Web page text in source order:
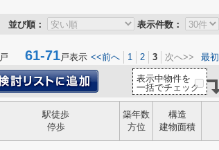
並び順： 表示件数：
戸 61-71戸表示 <<前へ 1 2 3 次へ>> 最初
表示中物件を
一括でチェック
駅徒歩
停歩
築年数
方位
構造
建物面積